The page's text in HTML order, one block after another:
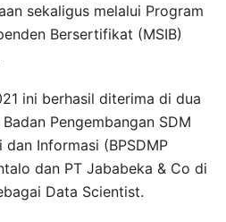
sekaligus melalui Program
Bersertifikat (MSIB)
ini berhasil diterima di dua
Pengembangan SDM
dan Informasi (BPSDMP
dan PT Jababeka & Co di
Data Scientist.